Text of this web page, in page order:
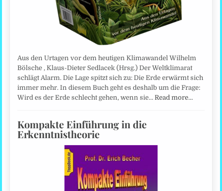
Aus den Urtagen vor dem heutigen Klimawandel Wilhelm
Bölsche , Klaus-Dieter Sedlacek (Hrsg.) Der Weltklimarat
schlägt Alarm. Die Lage spitzt sich zu: Die Erde erwärmt sich
immer mehr. In diesem Buch geht es deshalb um die Frage:
Wird es der Erde schlecht gehen, wenn sie…Read more…
Kompakte Einführung in die
Erkenntnistheorie